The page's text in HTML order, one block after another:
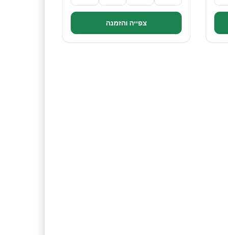
צפייה והזמנה